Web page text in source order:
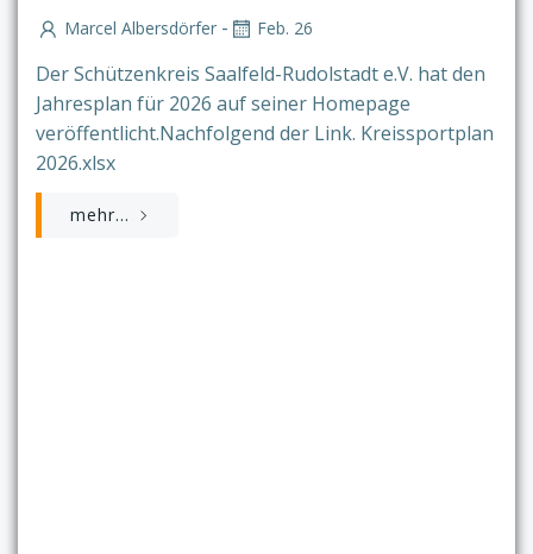
Marcel Albersdörfer - Feb. 26
Der Schützenkreis Saalfeld-Rudolstadt e.V. hat den
Jahresplan für 2026 auf seiner Homepage
veröffentlicht.Nachfolgend der Link. Kreissportplan
2026.xlsx
mehr...